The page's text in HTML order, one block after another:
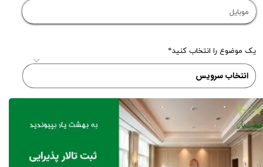
یک موضوع را انتخاب کنید
نظرات